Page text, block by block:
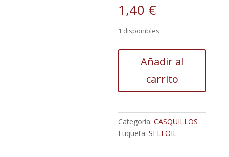
1,40 €
1 disponibles
20X8X11
Añadir al
carrito
Categoría:CASQUILLOS
Etiqueta:SELFOIL